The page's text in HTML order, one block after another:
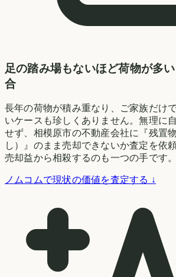
足の踏み場もないほど荷物が多
合
長年の荷物が積み重なり、ご家族だけ
いケースも珍しくありません。無理に
せず、相模原市の不動産会社に『残置
し）』のまま売却できないか査定を依
売却益から相殺するのも一つの手です。
ノムコムで現状の価値を査定する ↓